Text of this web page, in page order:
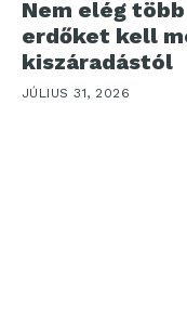
Nem elég
erdőket kell
kiszáradástól
JÚLIUS 31, 2026